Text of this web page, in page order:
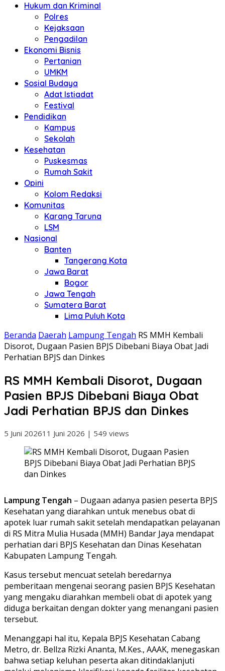
Hukum dan Kriminal
Polres
Kejaksaan
Pengadilan
Ekonomi Bisnis
Pertanian
UMKM
Sosial Budaya
Adat Istiadat
Festival
Pendidikan
Kampus
Sekolah
Kesehatan
Puskesmas
Rumah Sakit
Opini
Kolom Redaksi
Komunitas
Karang Taruna
LSM
Nasional
Banten
Tangerang Kota
Jawa Barat
Bogor
Jawa Tengah
Sumatera Barat
Lima Puluh Kota
Beranda Daerah Lampung Tengah RS MMH Kembali
Disorot, Dugaan Pasien BPJS Dibebani Biaya Obat Jadi
Perhatian BPJS dan Dinkes
RS MMH Kembali Disorot, Dugaan
Pasien BPJS Dibebani Biaya Obat
Jadi Perhatian BPJS dan Dinkes
5 Juni 202611 Juni 2026 | 549 views
Lampung Tengah – Dugaan adanya pasien peserta BPJS
Kesehatan yang diarahkan untuk menebus obat di
apotek luar rumah sakit setelah mendapatkan pelayanan
di RS Mitra Mulia Husada (MMH) Bandar Jaya mendapat
perhatian dari BPJS Kesehatan dan Dinas Kesehatan
Kabupaten Lampung Tengah.
Kasus tersebut mencuat setelah beredarnya
pemberitaan mengenai seorang pasien BPJS Kesehatan
yang mengaku diarahkan membeli obat di apotek yang
diduga berkaitan dengan dokter yang menangani pasien
tersebut.
Menanggapi hal itu, Kepala BPJS Kesehatan Cabang
Metro, dr. Bellza Rizki Ananta, M.Kes., AAAK, menegaskan
bahwa setiap keluhan peserta akan ditindaklanjuti